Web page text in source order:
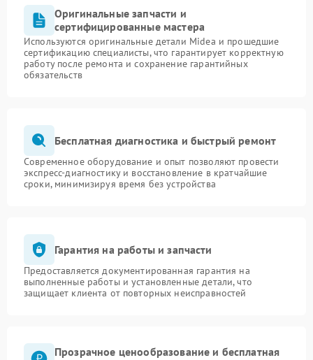
Оригинальные запчасти и
сертифицированные мастера
Используются оригинальные детали Midea и прошедшие
сертификацию специалисты, что гарантирует корректную
работу после ремонта и сохранение гарантийных
обязательств
Бесплатная диагностика и быстрый ремонт
Современное оборудование и опыт позволяют провести
экспресс-диагностику и восстановление в кратчайшие
сроки, минимизируя время без устройства
Гарантия на работы и запчасти
Предоставляется документированная гарантия на
выполненные работы и установленные детали, что
защищает клиента от повторных неисправностей
Прозрачное ценообразование и бесплатная